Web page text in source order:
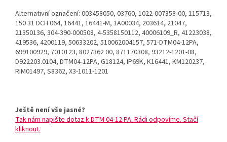
Alternativní označení: 003458050, 03760, 1022-007358-00, 115713,
150 31 DCH 064, 16441, 16441-M, 1A00034, 203614, 21047,
21350136, 304-390-000508, 4-5358150112, 40006109_R, 41223038,
419536, 4200119, 50633202, 510062004157, 571-DTM04-12PA,
699100929, 7010123, 8027362 00, 871170308, 93212-1201-08,
D922203.0104, DTM04-12PA, G18124, IP69K, K16441, KM120237,
RIM01497, S8362, X3-1011-1201
Ještě není vše jasné?
Tak nám napište dotaz k DTM 04-12 PA. Rádi odpovíme. Stačí
kliknout.